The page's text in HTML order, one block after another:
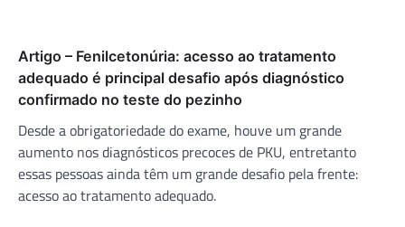
Artigo – Fenilcetonúria: acesso ao tratamento
adequado é principal desafio após diagnóstico
confirmado no teste do pezinho
Desde a obrigatoriedade do exame, houve um grande
aumento nos diagnósticos precoces de PKU, entretanto
essas pessoas ainda têm um grande desafio pela frente:
acesso ao tratamento adequado.